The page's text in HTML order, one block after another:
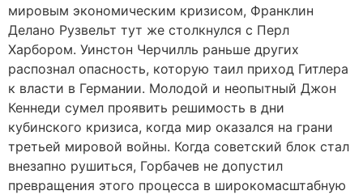
мировым экономическим кризисом, Франклин
Делано Рузвельт тут же столкнулся с Перл
Харбором. Уинстон Черчилль раньше других
распознал опасность, которую таил приход Гитлера
к власти в Германии. Молодой и неопытный Джон
Кеннеди сумел проявить решимость в дни
кубинского кризиса, когда мир оказался на грани
третьей мировой войны. Когда советский блок стал
внезапно рушиться, Горбачев не допустил
превращения этого процесса в широкомасштабную